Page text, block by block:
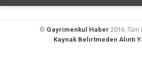
© Gayrimenkul Haber 2016. Tüm
Kaynak Belirtmeden Alıntı